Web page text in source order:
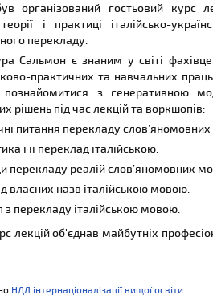
був організований гостьовий
і практиці італійсько-
перекладу.
Сальмон є знаним у світі
практичних та навчальних
з генеративною
рішень під час лекцій та воркшопів:
питання перекладу слов’яномовних
і її переклад італійською.
перекладу реалій слов’яномовних
власних назв італійською мовою.
перекладу італійською мовою.
лекцій об'єднав майбутніх
НДЛ інтернаціоналізації вищої освіти